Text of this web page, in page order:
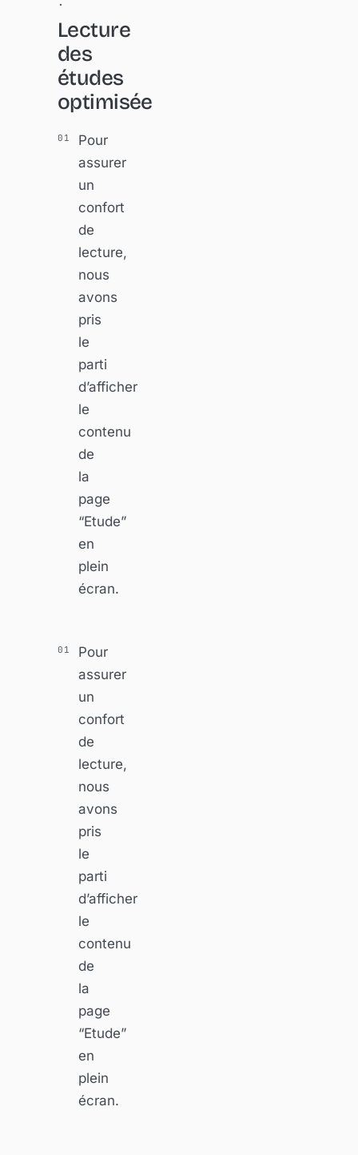
Lecture
des
études
optimisée
Pour
assurer
un
confort
de
lecture,
nous
avons
pris
le
parti
d’afficher
le
contenu
de
la
page
“Etude”
en
plein
écran.
Pour
assurer
un
confort
de
lecture,
nous
avons
pris
le
parti
d’afficher
le
contenu
de
la
page
“Etude”
en
plein
écran.